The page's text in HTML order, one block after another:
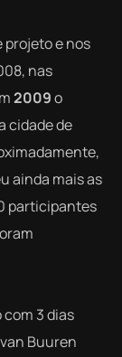
projeto e nos
nas
2009o
cidade de
ainda maisas
participantes
3 dias
Buuren